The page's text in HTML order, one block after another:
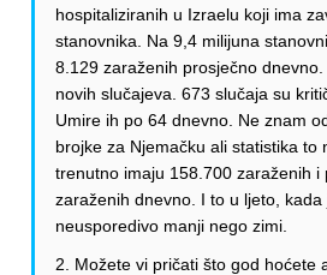
hospitaliziranih u Izraelu koji ima
stanovnika. Na 9,4 milijuna
8.129 zaraženih prosječno
novih slučajeva. 673 slučaja su
Umire ih po 64 dnevno. Ne znam
brojke za Njemačku ali statistika to
trenutno imaju 158.700 zaraženih i
zaraženih dnevno. I to u ljeto,
neusporedivo manji nego zimi.
2. Možete vi pričati što god hoćete